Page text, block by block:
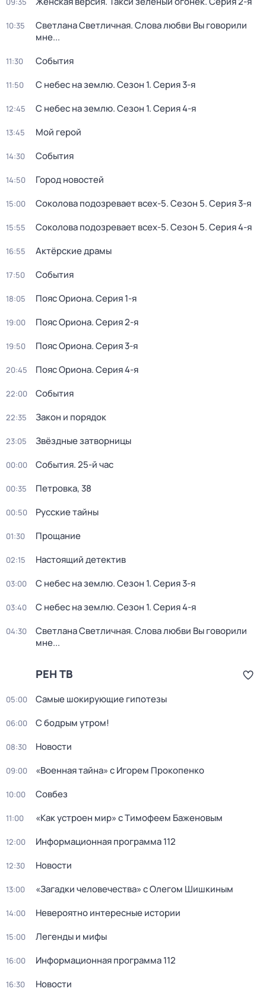
10:35
Светлана Светличная. Слова любви Вы говорили
мне...
11:30 События
11:50 С небес на землю. Сезон 1. Серия 3-я
12:45 С небес на землю. Сезон 1. Серия 4-я
13:45 Мой герой
14:30 События
14:50 Город новостей
15:00 Соколова подозревает всех-5. Сезон 5. Серия 3-я
15:55 Соколова подозревает всех-5. Сезон 5. Серия 4-я
16:55 Актёрские драмы
17:50 События
18:05 Пояс Ориона. Серия 1-я
19:00 Пояс Ориона. Серия 2-я
19:50 Пояс Ориона. Серия 3-я
20:45 Пояс Ориона. Серия 4-я
22:00 События
22:35 Закон и порядок
23:05 Звёздные затворницы
00:00 События. 25-й час
00:35 Петровка, 38
00:50 Русские тайны
01:30 Прощание
02:15 Настоящий детектив
03:00 С небес на землю. Сезон 1. Серия 3-я
03:40 С небес на землю. Сезон 1. Серия 4-я
04:30
Светлана Светличная. Слова любви Вы говорили
мне...
РЕН ТВ
05:00 Самые шoкиpующие гипотезы
06:00 С бодрым утром!
08:30 Новости
09:00 «Военная тайна» с Игорем Прокопенко
10:00 Совбез
11:00 «Как устроен мир» с Тимофеем Баженовым
12:00 Информационная программа 112
12:30 Новости
13:00 «Загадки человечества» с Олегом Шишкиным
14:00 Невероятно интересные истории
15:00 Легенды и мифы
16:00 Информационная программа 112
16:30 Новости